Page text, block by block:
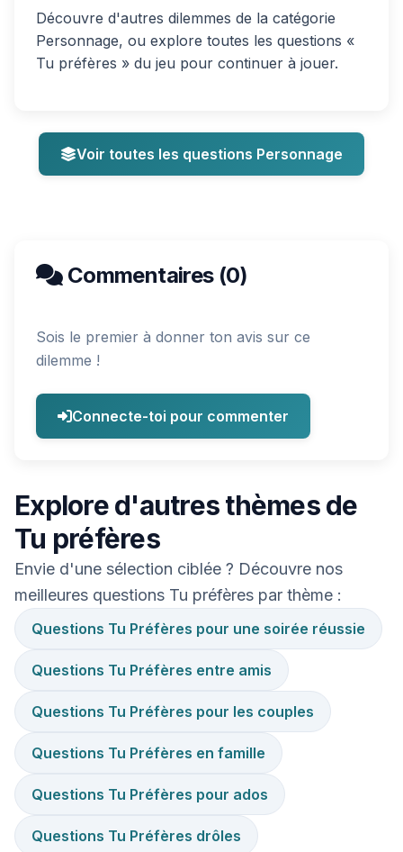
Découvre d'autres dilemmes de la catégorie
Personnage, ou explore toutes les questions «
Tu préfères » du jeu pour continuer à jouer.
Voir toutes les questions Personnage
Commentaires (0)
Sois le premier à donner ton avis sur ce
dilemme !
Connecte-toi pour commenter
Explore d'autres thèmes de
Tu préfères
Envie d'une sélection ciblée ? Découvre nos
meilleures questions Tu préfères par thème :
Questions Tu Préfères pour une soirée réussie
Questions Tu Préfères entre amis
Questions Tu Préfères pour les couples
Questions Tu Préfères en famille
Questions Tu Préfères pour ados
Questions Tu Préfères drôles